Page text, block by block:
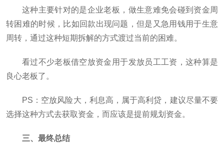
这种主要针对的是企业老板，做生意难免会碰到资金周
转困难的时候，比如回款出现问题，但是又急用钱用于生意
周转，通过这种短期拆解的方式渡过当前的困难。
看过不少老板借空放资金用于发放员工工资，这种算是
良心老板了。
PS：空放风险大，利息高，属于高利贷，建议尽量不要
选择这种方式去获取资金，而应该是提前规划资金。
三、最终总结